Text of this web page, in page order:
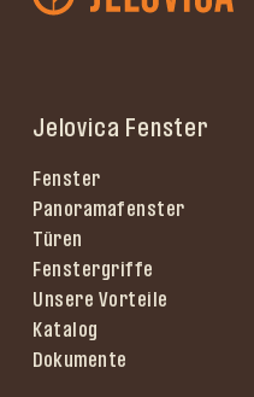
Jelovica Fenster
Fenster
Panoramafenster
Türen
Fenstergriffe
Unsere Vorteile
Katalog
Dokumente